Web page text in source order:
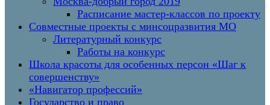
Расписание мастер-классов по проекту
Совместные проекты с минсоцразвития МО
Литературный конкурс
Работы на конкурс
Школа красоты для особенных персон «Шаг к
совершенству»
«Навигатор профессий»
Государство и право